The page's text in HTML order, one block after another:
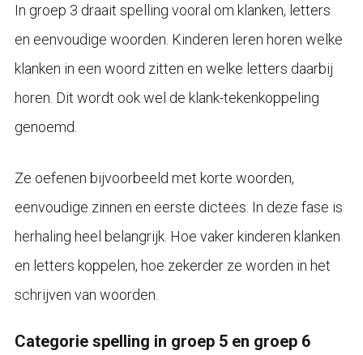
In groep 3 draait spelling vooral om klanken, letters
en eenvoudige woorden. Kinderen leren horen welke
klanken in een woord zitten en welke letters daarbij
horen. Dit wordt ook wel de klank-tekenkoppeling
genoemd.
Ze oefenen bijvoorbeeld met korte woorden,
eenvoudige zinnen en eerste dictees. In deze fase is
herhaling heel belangrijk. Hoe vaker kinderen klanken
en letters koppelen, hoe zekerder ze worden in het
schrijven van woorden.
Categorie spelling in groep 5 en groep 6